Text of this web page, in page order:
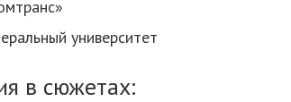
университет
в сюжетах: